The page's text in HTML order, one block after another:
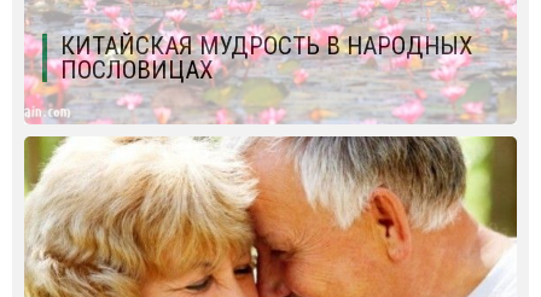
КИТАЙСКАЯ МУДРОСТЬ В НАРОДНЫХ
ПОСЛОВИЦАХ